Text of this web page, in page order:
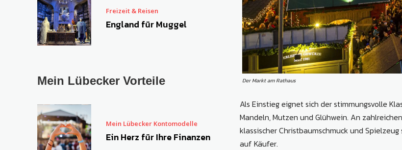
Freizeit & Reisen
England für Muggel
Mein Lübecker Vorteile
Mein Lübecker Kontomodelle
Ein Herz für Ihre Finanzen
Der Markt am Rathaus
Als Einstieg eignet sich der stimmungsvolle
Mandeln, Mutzen und Glühwein. An
klassischer Christbaumschmuck und
auf Käufer.